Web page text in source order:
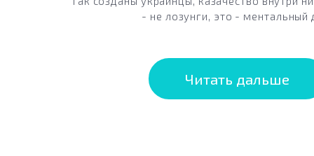
- не лозунги, это - ментальный
Читать дальше